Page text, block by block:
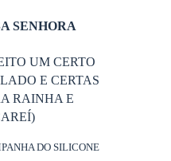
SENHORA
UM CERTO
E CERTAS
RAINHA E
DO SILICONE